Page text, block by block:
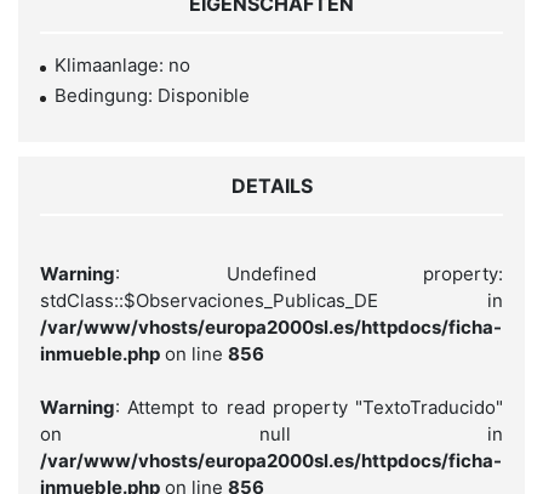
Klimaanlage: no
Bedingung: Disponible
DETAILS
Warning: Undefined property:
stdClass::$Observaciones_Publicas_DE in
/var/www/vhosts/europa2000sl.es/httpdocs/ficha-
inmueble.php on line 856
Warning: Attempt to read property "TextoTraducido"
on null in
/var/www/vhosts/europa2000sl.es/httpdocs/ficha-
inmueble.php on line 856